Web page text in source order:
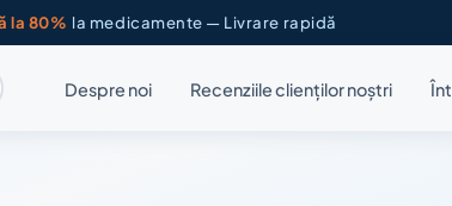
la 80% la medicamente — Livrare rapidă
Despre noi Recenziile clienților noștri